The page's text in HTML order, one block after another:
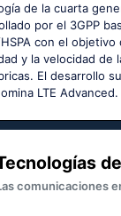
de la cuarta
por el 3GPP
con el
y la velocidad de
El desarrollo
LTE Advanced.
comunicaciones